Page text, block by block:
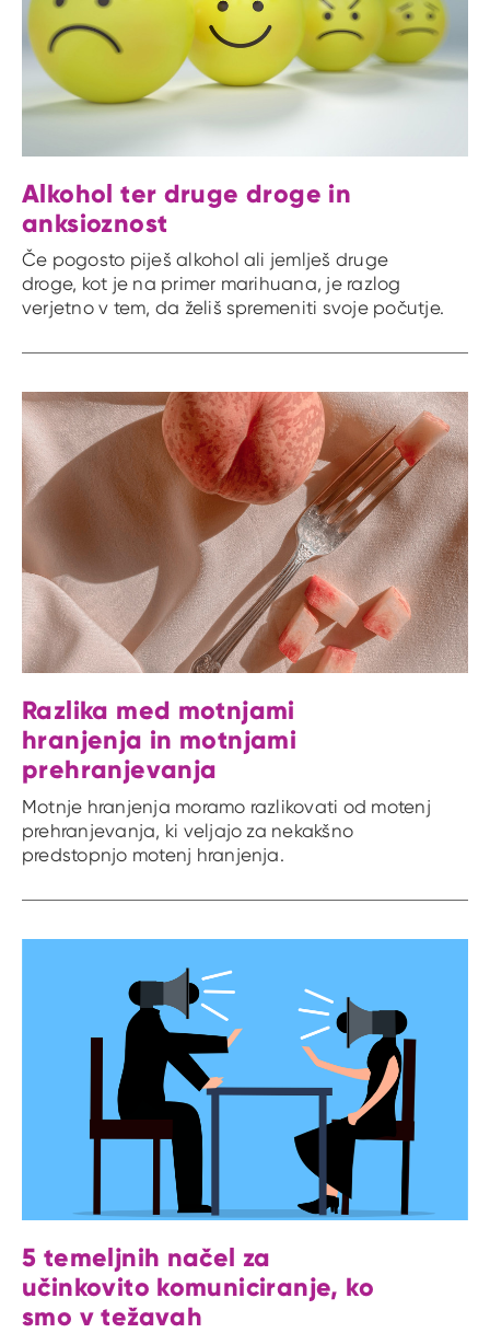
Alkohol ter druge droge in
anksioznost
Če pogosto piješ alkohol ali jemlješ druge
droge, kot je na primer marihuana, je razlog
verjetno v tem, da želiš spremeniti svoje počutje.
Razlika med motnjami
hranjenja in motnjami
prehranjevanja
Motnje hranjenja moramo razlikovati od motenj
prehranjevanja, ki veljajo za nekakšno
predstopnjo motenj hranjenja.
5 temeljnih načel za
učinkovito komuniciranje, ko
smo v težavah